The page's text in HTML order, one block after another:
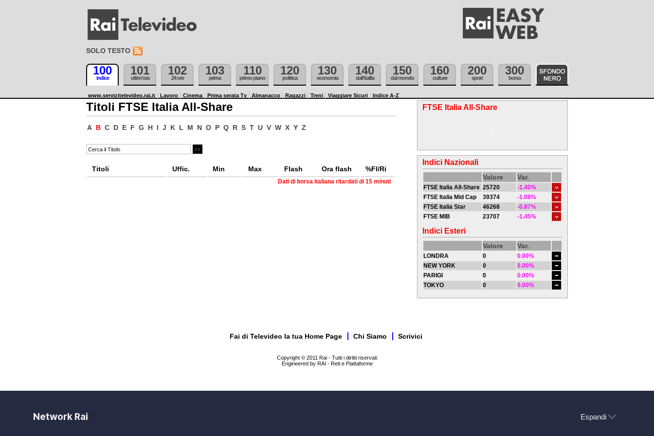
SOLO TESTO
100
indice
101
ultim'ora
102
24 ore
103
prima
110
primo piano
120
politica
130
economia
140
dall'itallia
150
dal mondo
160
culture
200
sport
300
borsa
www.servizitelevideo.rai.it Lavoro Cinema Prima serata Tv Almanacco Ragazzi Treni Viaggiare Sicuri Indice A-Z
Titoli FTSE Italia All-Share
A B C D E F G H I J K L M N O P Q R S T U V W X Y Z
Titoli Uffic. Min Max Flash Ora flash %Fl/Ri
Dati di borsa italiana ritardati di 15 minuti
FTSE Italia All-Share
Indici Nazionali
Valore Var.
FTSE Italia All-Share 25720
-1.40%
FTSE Italia Mid Cap
39374
-1.08%
FTSE Italia Star
46268
-0.87%
FTSE MIB
23707 -1.45%
Indici Esteri
Valore Var.
LONDRA 0
0.00%
NEW YORK
0
0.00%
PARIGI
0
0.00%
TOKYO
0 0.00%
Fai di Televideo la tua Home Page Chi Siamo Scrivici
Copyright © 2011 Rai - Tutti i diritti riservati
Engineered by RAI - Reti e Piattaforme